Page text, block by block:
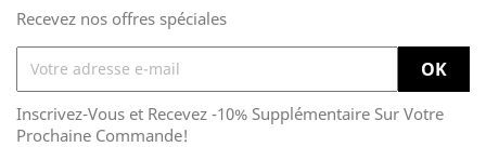
Recevez nos offres spéciales
Inscrivez-Vous et Recevez -10% Supplémentaire Sur Votre
Prochaine Commande!